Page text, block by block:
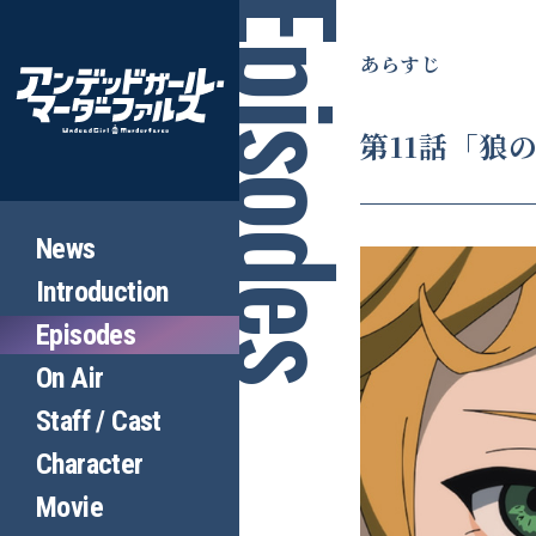
News
Introduction
Episodes
On Air
Staff / Cast
Character
Movie
あ
ら
す
じ
あらすじ
第11話「狼